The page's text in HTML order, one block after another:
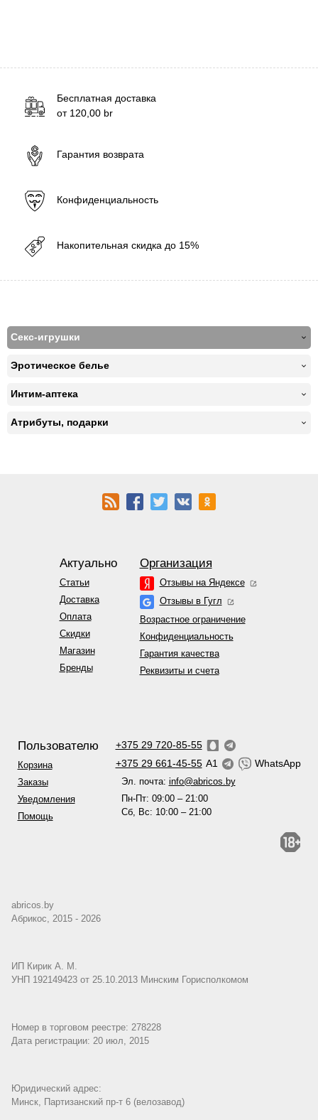
Бесплатная доставка
от 120,00 br
Гарантия возврата
Конфиденциальность
Накопительная скидка до 15%
Секс-игрушки
Эротическое белье
Интим-аптека
Атрибуты, подарки
Актуально
Статьи
Доставка
Оплата
Скидки
Магазин
Бренды
Организация
Отзывы на Яндексе
Отзывы в Гугл
Возрастное ограничение
Конфиденциальность
Гарантия качества
Реквизиты и счета
Пользователю
Корзина
Заказы
Уведомления
Помощь
+375 29 720-85-55
+375 29 661-45-55 A1 WhatsApp
Эл. почта: info@abricos.by
Пн-Пт: 09:00 – 21:00
Сб, Вс: 10:00 – 21:00
abricos.by
Абрикос, 2015 - 2026
ИП Кирик А. М.
УНП 192149423 от 25.10.2013 Минским Горисполкомом
Номер в торговом реестре: 278228
Дата регистрации: 20 июл, 2015
Юридический адрес:
Минск, Партизанский пр-т 6 (велозавод)